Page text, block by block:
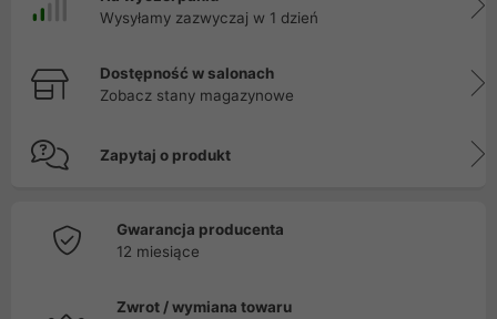
Wysyłamy zazwyczaj w 1 dzień
Dostępność w salonach
Zobacz stany magazynowe
Zapytaj o produkt
Gwarancja producenta
12 miesiące
Zwrot / wymiana towaru